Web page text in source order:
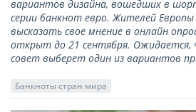
вариантов дизайна, вошедших в
серии банкнот евро. Жителей
высказать свое мнение в онлайн
открыт до 21 сентября.
совет выберет один из вариантов
Банкноты стран мира